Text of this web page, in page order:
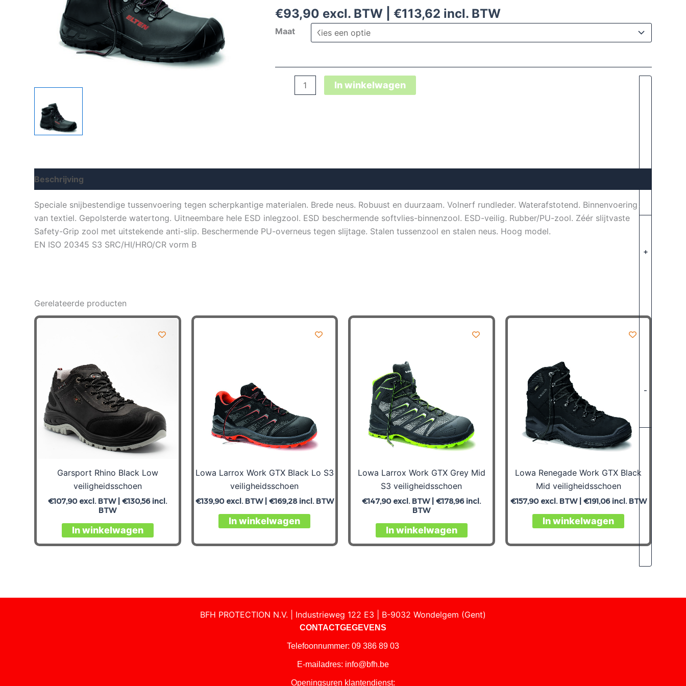
€93,90 excl. BTW | €113,62 incl. BTW
Maat
-
Renzo
+
In winkelwagen
Beschrijving
Speciale snijbestendige tussenvoering tegen scherpkantige materialen. Brede neus. Robuust en duurzaam. Volnerf rundleder. Waterafstotend. Binnenvoering
van textiel. Gepolsterde watertong. Uitneembare hele ESD inlegzool. ESD beschermende softvlies-binnenzool. ESD-veilig. Rubber/PU-zool. Zéér slijtvaste
Safety-Grip zool met uitstekende anti-slip. Beschermende PU-overneus tegen slijtage. Stalen tussenzool en stalen neus. Hoog model.
EN ISO 20345 S3 SRC/HI/HRO/CR vorm B
Gerelateerde producten
Garsport Rhino Black Low
veiligheidsschoen
€107,90excl. BTW |€130,56incl.
BTW
In winkelwagen
Lowa Larrox Work GTX Black Lo S3
veiligheidsschoen
€139,90excl. BTW | €169,28incl. BTW
In winkelwagen
Lowa Larrox Work GTX Grey Mid
S3 veiligheidsschoen
€147,90excl. BTW |€178,96incl.
BTW
In winkelwagen
Lowa Renegade Work GTX Black
Mid veiligheidsschoen
€157,90excl. BTW | €191,06incl. BTW
In winkelwagen
BFH PROTECTION N.V. | Industrieweg 122 E3 | B-9032 Wondelgem (Gent)
CONTACTGEGEVENS
Telefoonnummer: 09 386 89 03
E-mailadres: info@bfh.be
Openingsuren klantendienst: